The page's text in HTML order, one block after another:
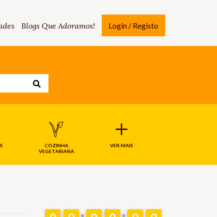
Blogs Que Adoramos! Login / Registo
COZINHA
VEGETARIANA
VER MAIS